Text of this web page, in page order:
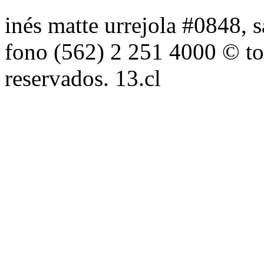
inés matte urrejola #0848,
fono (562) 2 251 4000 ©
reservados. 13.cl